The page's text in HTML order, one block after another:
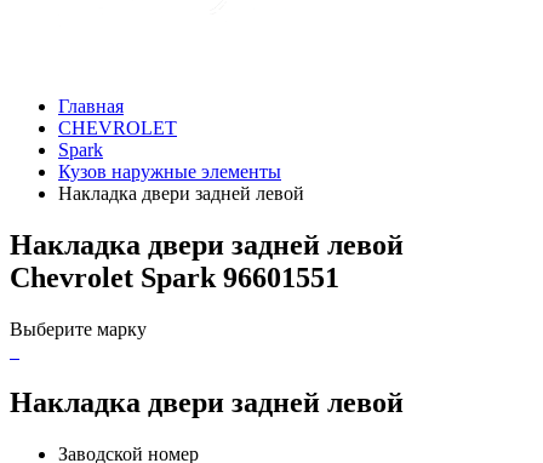
Главная
CHEVROLET
Spark
Кузов наружные элементы
Накладка двери задней левой
Накладка двери задней левой
Chevrolet Spark 96601551
Выберите марку
Накладка двери задней левой
Заводской номер